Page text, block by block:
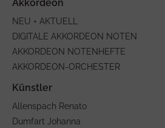
NEU + AKTUELL
DIGITALE AKKORDEON NOTEN
AKKORDEON NOTENHEFTE
AKKORDEON-ORCHESTER
Allenspach Renato
Dumfart Johanna